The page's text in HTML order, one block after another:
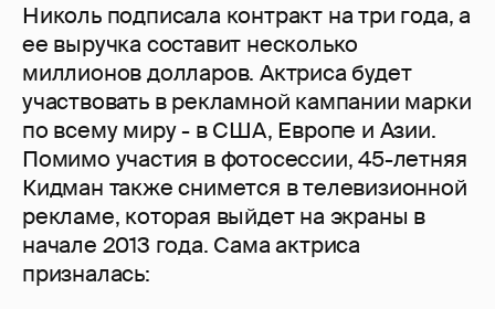
Николь подписала контракт на три года, а
ее выручка составит несколько
миллионов долларов. Актриса будет
участвовать в рекламной кампании марки
по всему миру - в США, Европе и Азии.
Помимо участия в фотосессии, 45-летняя
Кидман также снимется в телевизионной
рекламе, которая выйдет на экраны в
начале 2013 года. Сама актриса
призналась: